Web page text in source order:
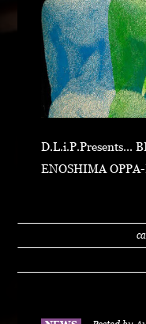
D.L.i.P.Presents... BLAQ LIST 26/8/8 sat at
ENOSHIMA OPPA-LA 〒251-0035 神奈川
2500/1dLADY'S FREE HOTTS GUEST